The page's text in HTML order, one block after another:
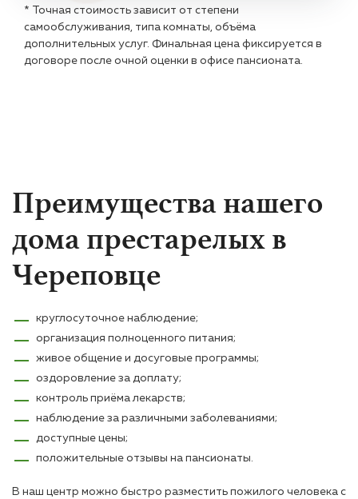
* Точная стоимость зависит от степени
самообслуживания, типа комнаты, объёма
дополнительных услуг. Финальная цена фиксируется в
договоре после очной оценки в офисе пансионата.
Преимущества нашего
дома престарелых в
Череповце
круглосуточное наблюдение;
организация полноценного питания;
живое общение и досуговые программы;
оздоровление за доплату;
контроль приёма лекарств;
наблюдение за различными заболеваниями;
доступные цены;
положительные отзывы на пансионаты.
В наш центр можно быстро разместить пожилого человека с